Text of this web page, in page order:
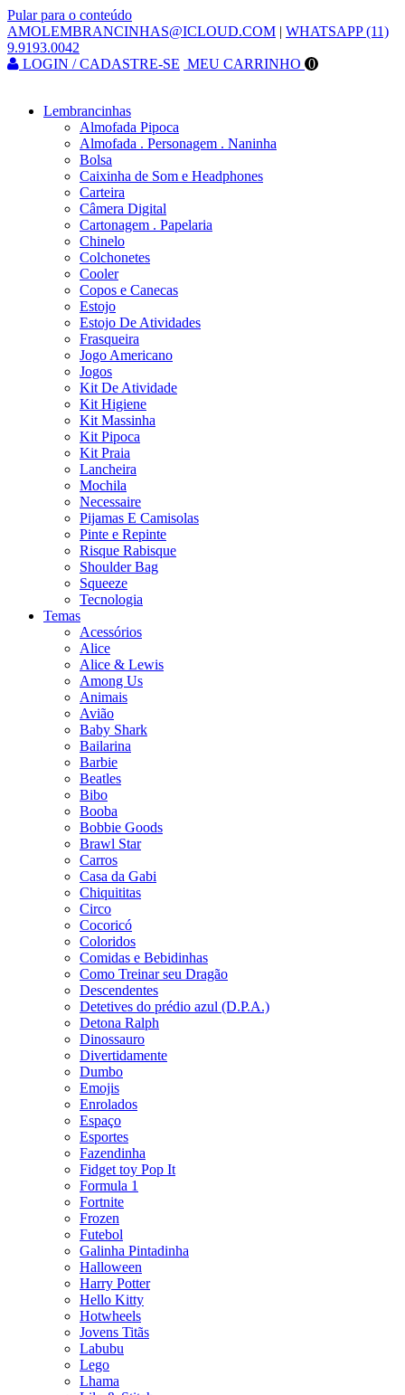
Pular para o conteúdo
AMOLEMBRANCINHAS@ICLOUD.COM | WHATSAPP (11)
9.9193.0042
LOGIN / CADASTRE-SE MEU CARRINHO 0
Lembrancinhas
Almofada Pipoca
Almofada . Personagem . Naninha
Bolsa
Caixinha de Som e Headphones
Carteira
Câmera Digital
Cartonagem . Papelaria
Chinelo
Colchonetes
Cooler
Copos e Canecas
Estojo
Estojo De Atividades
Frasqueira
Jogo Americano
Jogos
Kit De Atividade
Kit Higiene
Kit Massinha
Kit Pipoca
Kit Praia
Lancheira
Mochila
Necessaire
Pijamas E Camisolas
Pinte e Repinte
Risque Rabisque
Shoulder Bag
Squeeze
Tecnologia
Temas
Acessórios
Alice
Alice & Lewis
Among Us
Animais
Avião
Baby Shark
Bailarina
Barbie
Beatles
Bibo
Booba
Bobbie Goods
Brawl Star
Carros
Casa da Gabi
Chiquititas
Circo
Cocoricó
Coloridos
Comidas e Bebidinhas
Como Treinar seu Dragão
Descendentes
Detetives do prédio azul (D.P.A.)
Detona Ralph
Dinossauro
Divertidamente
Dumbo
Emojis
Enrolados
Espaço
Esportes
Fazendinha
Fidget toy Pop It
Formula 1
Fortnite
Frozen
Futebol
Galinha Pintadinha
Halloween
Harry Potter
Hello Kitty
Hotwheels
Jovens Titãs
Labubu
Lego
Lhama